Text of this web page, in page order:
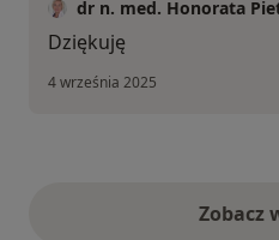
dr n. med. Honorata
Dziękuję
4 września 2025
Zobacz